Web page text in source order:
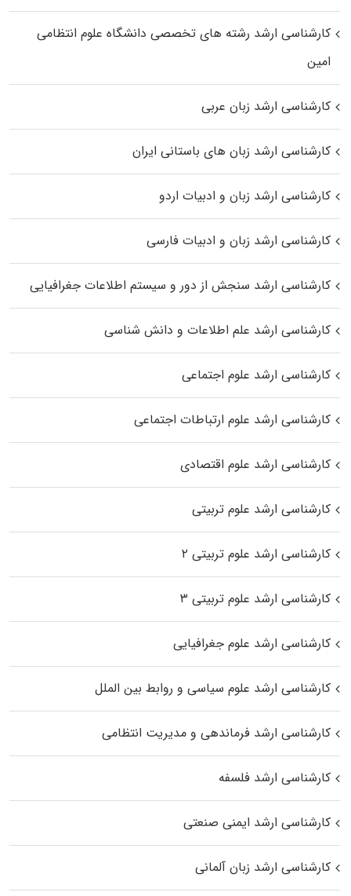
کارشناسی ارشد رﺷﺘﻪ ﻫﺎی تخصصی داﻧﺸﮕﺎه ﻋﻠﻮم انتظامی
اﻣﻴﻦ
کارشناسی ارشد زبان عربی
کارشناسی ارشد زبان‌ های باستانی ایران
کارشناسی ارشد زبان و ادبیات اردو
کارشناسی ارشد زبان و ادبیات فارسی
کارشناسی ارشد سنجش از دور و سیستم اطلاعات جغرافیایی
کارشناسی ارشد علم اطلاعات و دانش شناسی
کارشناسی ارشد علوم اجتماعی
کارشناسی ارشد علوم ارتباطات اجتماعی
کارشناسی ارشد علوم اقتصادی
کارشناسی ارشد علوم تربیتی
کارشناسی ارشد علوم تربیتی ۲
کارشناسی ارشد علوم تربیتی ۳
کارشناسی ارشد علوم جغرافیایی
کارشناسی ارشد علوم سیاسی و روابط بین الملل
کارشناسی ارشد فرماندهی و مدیریت انتظامی
کارشناسی ارشد فلسفه
کارشناسی ارشد ایمنی صنعتی
کارشناسی ارشد زبان آلمانی